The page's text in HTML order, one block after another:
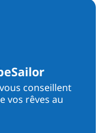
conseillent
vos rêves au